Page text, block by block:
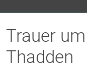
Trauer
Thadden